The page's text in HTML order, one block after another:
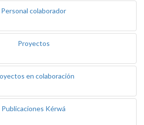
Personal colaborador
Proyectos
en colaboración
Publicaciones Kérwá